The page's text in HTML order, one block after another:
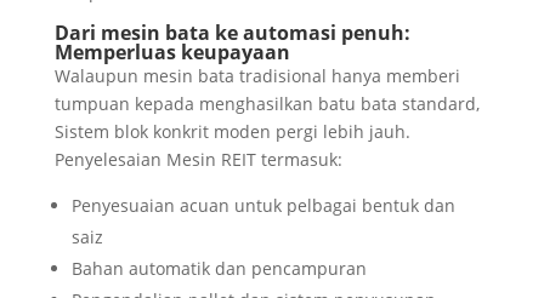
Dari mesin bata ke automasi penuh:
Memperluas keupayaan
Walaupun mesin bata tradisional hanya memberi
tumpuan kepada menghasilkan batu bata standard,
Sistem blok konkrit moden pergi lebih jauh.
Penyelesaian Mesin REIT termasuk:
Penyesuaian acuan untuk pelbagai bentuk dan
saiz
Bahan automatik dan pencampuran